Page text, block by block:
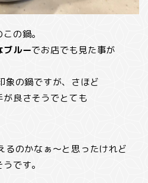
の鍋。
ブルーでお店でも見た事が
象の鍋ですが、さほど
良さそうでとても
るのかなぁ～と思ったけれど
です。